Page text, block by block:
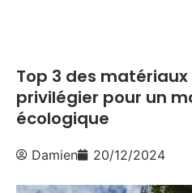
Top 3 des
privilégier pour un
écologique
Damien 20/12/2024